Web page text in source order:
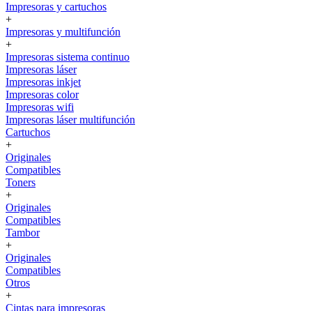
Impresoras y cartuchos
+
Impresoras y multifunción
+
Impresoras sistema continuo
Impresoras láser
Impresoras inkjet
Impresoras color
Impresoras wifi
Impresoras láser multifunción
Cartuchos
+
Originales
Compatibles
Toners
+
Originales
Compatibles
Tambor
+
Originales
Compatibles
Otros
+
Cintas para impresoras